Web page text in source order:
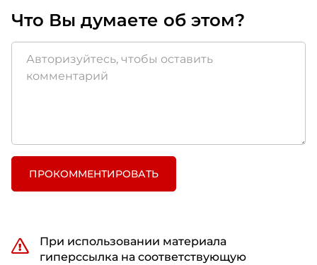
Что Вы думаете об этом?
ПРОКОММЕНТИРОВАТЬ
При использовании материала
гиперссылка на соответствующую